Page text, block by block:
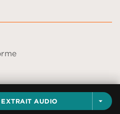
AUDIO arrow_drop_down